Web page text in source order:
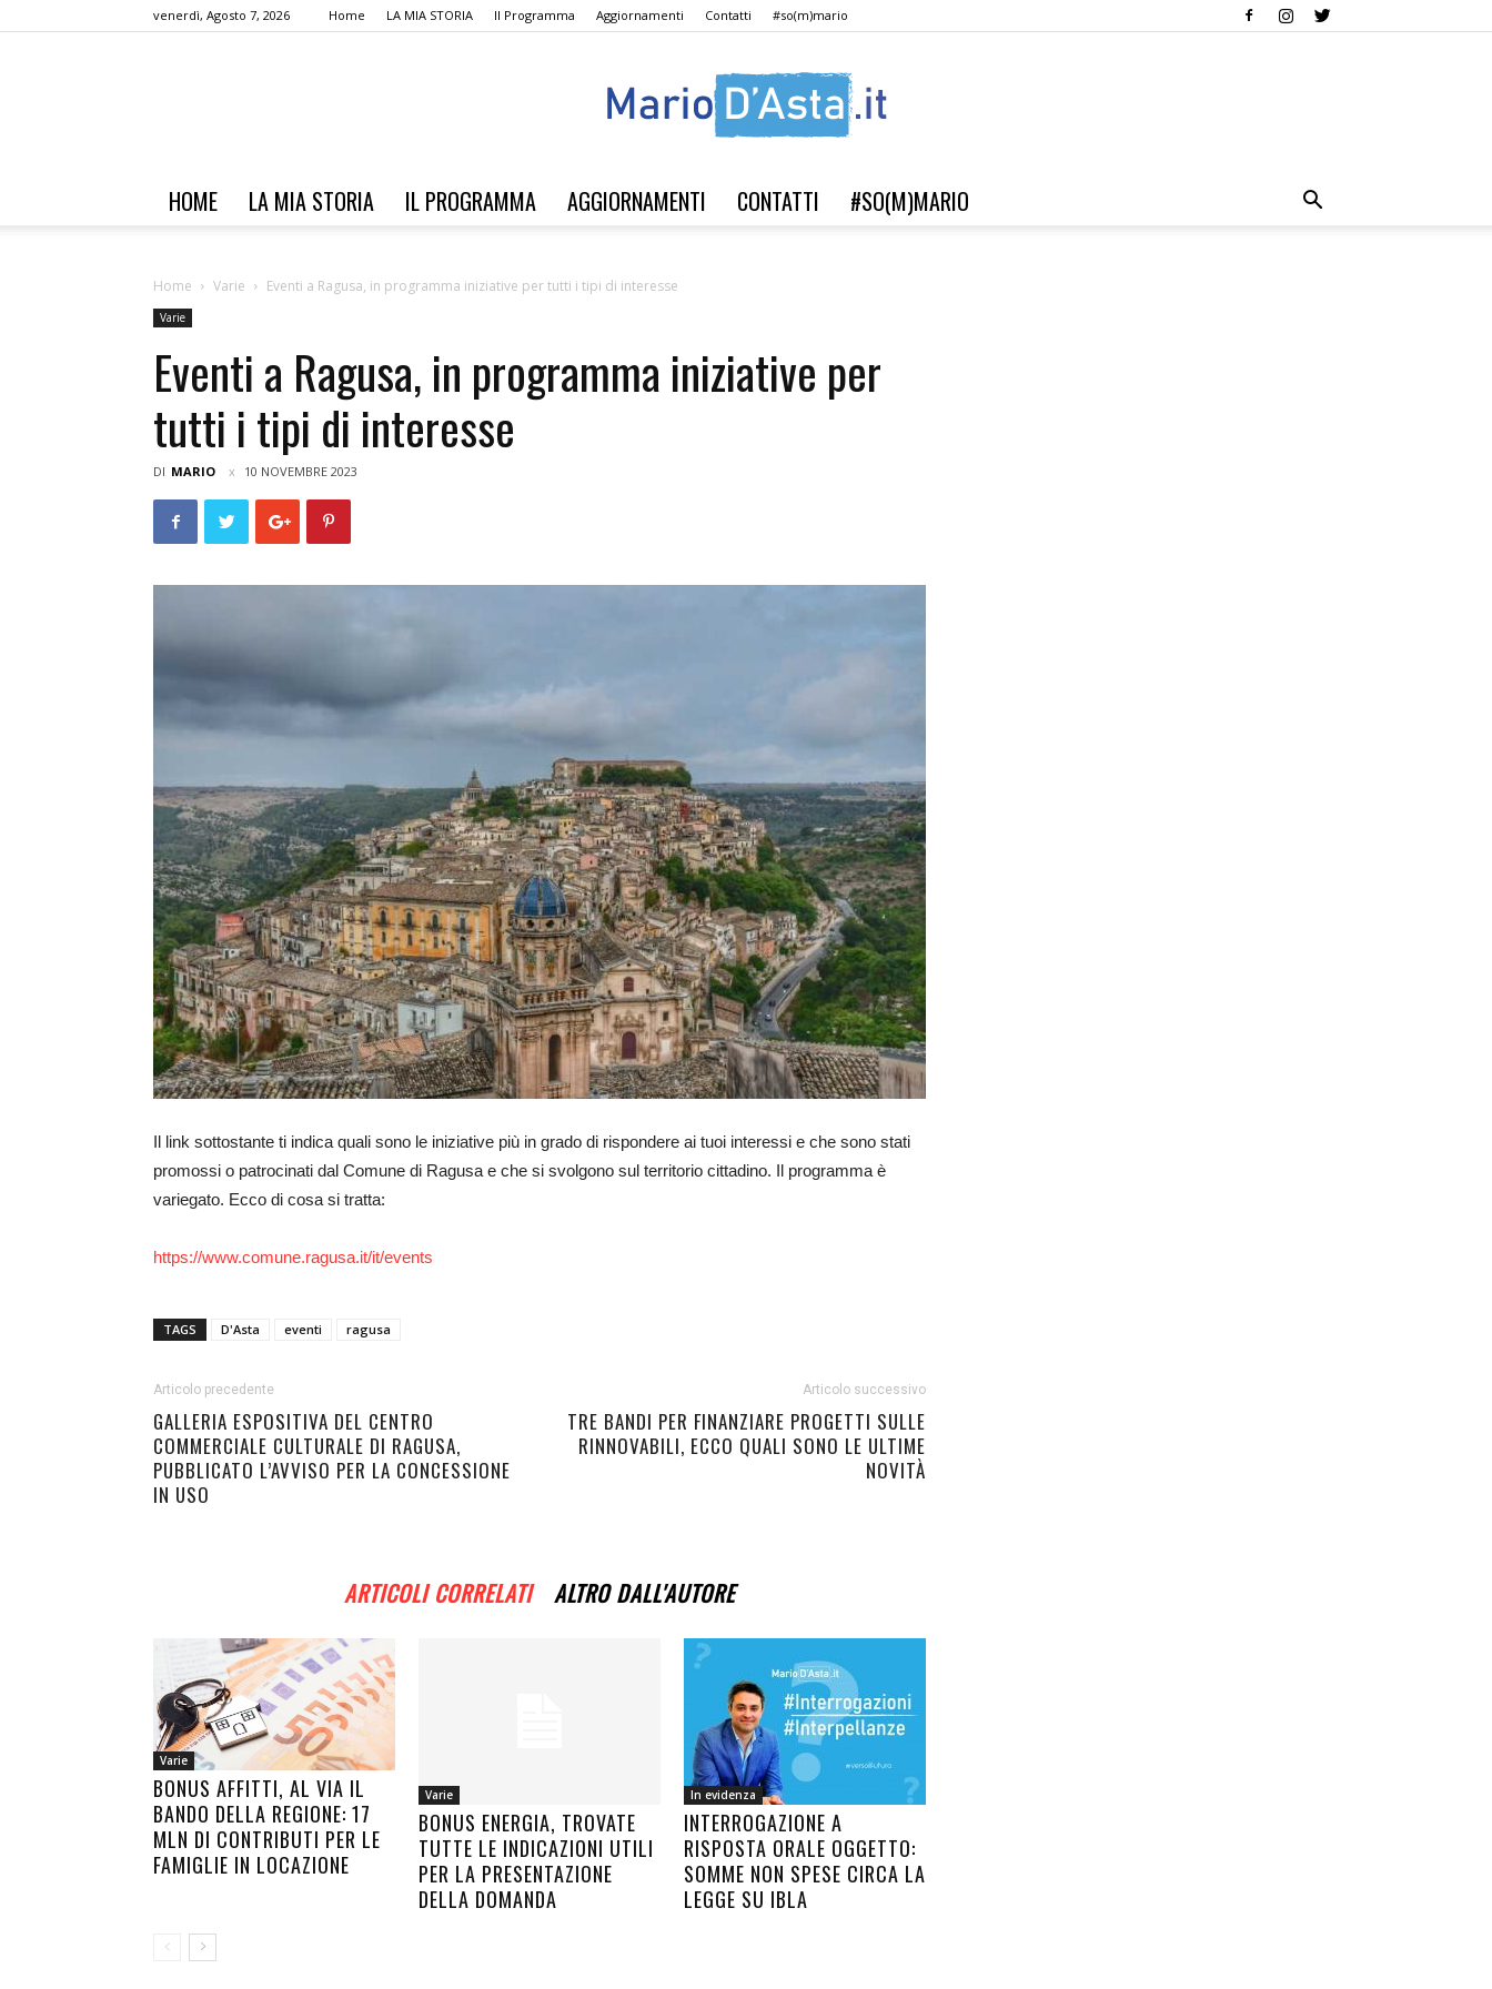
venerdì, Agosto 7, 2026 Home LA MIA STORIA Il Programma Aggiornamenti Contatti #so(m)mario
il
HOME LA MIA STORIA IL PROGRAMMA AGGIORNAMENTI CONTATTI #SO(M)MARIO
Home Varie Eventi a Ragusa, in programma iniziative per tutti i tipi di interesse
Varie
Eventi a Ragusa, in programma iniziative per
tutti i tipi di interesse
DI MARIO 10 NOVEMBRE 2023
Il link sottostante ti indica quali sono le iniziative più in grado di rispondere ai tuoi interessi e che sono stati
promossi o patrocinati dal Comune di Ragusa e che si svolgono sul territorio cittadino. Il programma è
variegato. Ecco di cosa si tratta:
https://www.comune.ragusa.it/it/events
TAGS D'Asta eventi ragusa
Articolo precedente
GALLERIA ESPOSITIVA DEL CENTRO
COMMERCIALE CULTURALE DI RAGUSA,
PUBBLICATO L’AVVISO PER LA CONCESSIONE
IN USO
Articolo successivo
TRE BANDI PER FINANZIARE PROGETTI SULLE
RINNOVABILI, ECCO QUALI SONO LE ULTIME
NOVITÀ
ARTICOLI CORRELATI ALTRO DALL'AUTORE
Varie
BONUS AFFITTI, AL VIA IL
BANDO DELLA REGIONE: 17
MLN DI CONTRIBUTI PER LE
FAMIGLIE IN LOCAZIONE
Varie
BONUS ENERGIA, TROVATE
TUTTE LE INDICAZIONI UTILI
PER LA PRESENTAZIONE
DELLA DOMANDA
In evidenza
INTERROGAZIONE A
RISPOSTA ORALE OGGETTO:
SOMME NON SPESE CIRCA LA
LEGGE SU IBLA